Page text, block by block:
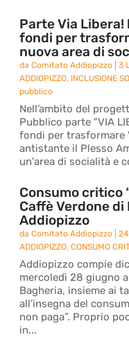
Parte Via
fondi per
nuova area di
daComitato Addiopizzo |3
ADDIOPIZZO, INCLUSIONE
pubblico
Nell’ambito del
Pubblico parte "VIA
fondi per trasformare
antistante il Plesso
un'area di socialità e
Consumo critico
Caffè Verdone di
Addiopizzo
daComitato Addiopizzo |
ADDIOPIZZO,CONSUMO
Addiopizzo compie
mercoledì 28 giugno
Bagheria, insieme ai
all’insegna del
non paga”. Proprio
in...